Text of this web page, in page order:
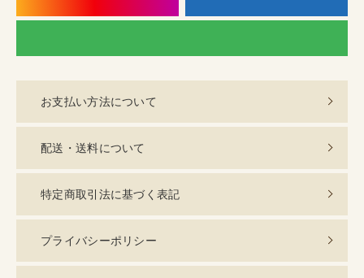
お支払い方法について
配送・送料について
特定商取引法に基づく表記
プライバシーポリシー